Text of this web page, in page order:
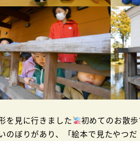
を見に行きました
初めてのお散
のぼりがあり、「絵本で見たやつ